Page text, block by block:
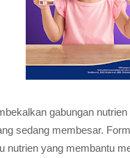
gabungan
sedang membesar.
nutrien yang membantu